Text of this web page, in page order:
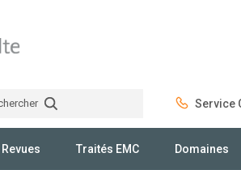
Service
Revues Traités EMC Domaines